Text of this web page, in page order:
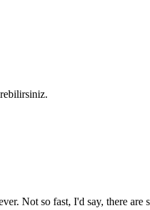
Not so fast, I'd say, there are